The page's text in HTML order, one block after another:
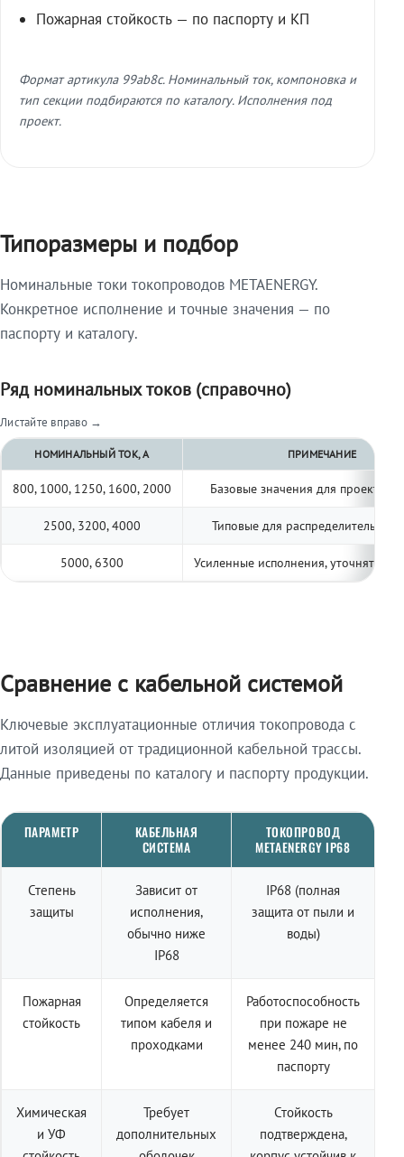
Пожарная стойкость — по паспорту и КП
Формат артикула 99ab8c. Номинальный ток, компоновка и
тип секции подбираются по каталогу. Исполнения под
проект.
Типоразмеры и подбор
Номинальные токи токопроводов METAENERGY.
Конкретное исполнение и точные значения — по
паспорту и каталогу.
Ряд номинальных токов (справочно)
Листайте вправо →
НОМИНАЛЬНЫЙ ТОК, А ПРИМЕЧАНИЕ
800, 1000, 1250, 1600, 2000 Базовые значения для
2500, 3200, 4000 Типовые для распределительных
5000, 6300 Усиленные исполнения, уточнять по
Сравнение с кабельной системой
Ключевые эксплуатационные отличия токопровода с
литой изоляцией от традиционной кабельной трассы.
Данные приведены по каталогу и паспорту продукции.
ПАРАМЕТР
КАБЕЛЬНАЯ
СИСТЕМА
ТОКОПРОВОД
METAENERGY IP68
Степень
защиты
Зависит от
исполнения,
обычно ниже
IP68
IP68 (полная
защита от пыли и
воды)
Пожарная
стойкость
Определяется
типом кабеля и
проходками
Работоспособность
при пожаре не
менее 240 мин, по
паспорту
Химическая
и УФ
Требует
дополнительных
Стойкость
подтверждена,